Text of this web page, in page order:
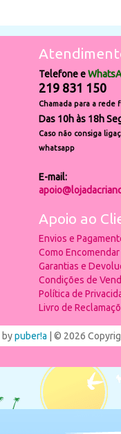
Telefone e
219 831 150
Chamada para a rede
Das 10h às 18h
Caso não consiga
whatsapp
E-mail:
Apoio ao
Envios e
Como Encomendar
Garantias e
Condições de
Política de
Livro de
bypuber!a | © 2026